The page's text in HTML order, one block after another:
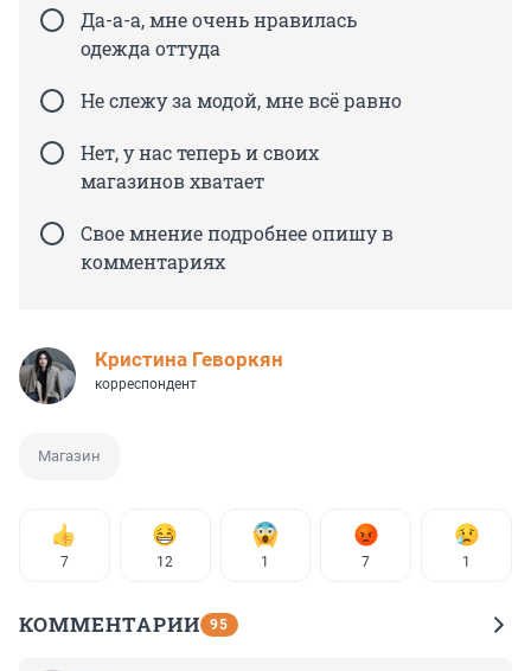
Да-а-а, мне очень нравилась
одежда оттуда
Не слежу за модой, мне всё равно
Нет, у нас теперь и своих
магазинов хватает
Свое мнение подробнее опишу в
комментариях
Кристина Геворкян
корреспондент
Магазин
7 12 1 7 1
КОММЕНТАРИИ 95